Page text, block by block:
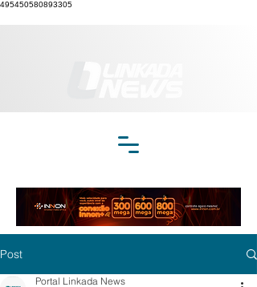
495450580893305
Post
Portal Linkada News